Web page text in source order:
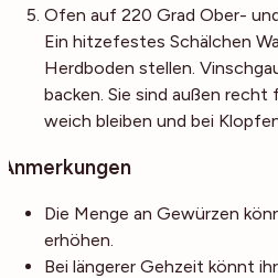
Ofen auf 220 Grad Ober-
Ein hitzefestes Schälchen
Herdboden stellen.
backen. Sie sind außen recht
weich bleiben und bei
Anmerkungen
Die Menge an Gewürzen
erhöhen.
Bei längerer Gehzeit könnt